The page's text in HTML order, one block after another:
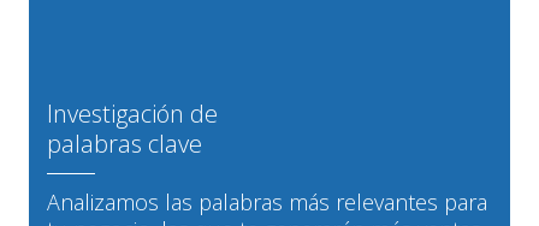
Investigación de
palabras clave
Analizamos las palabras más relevantes para